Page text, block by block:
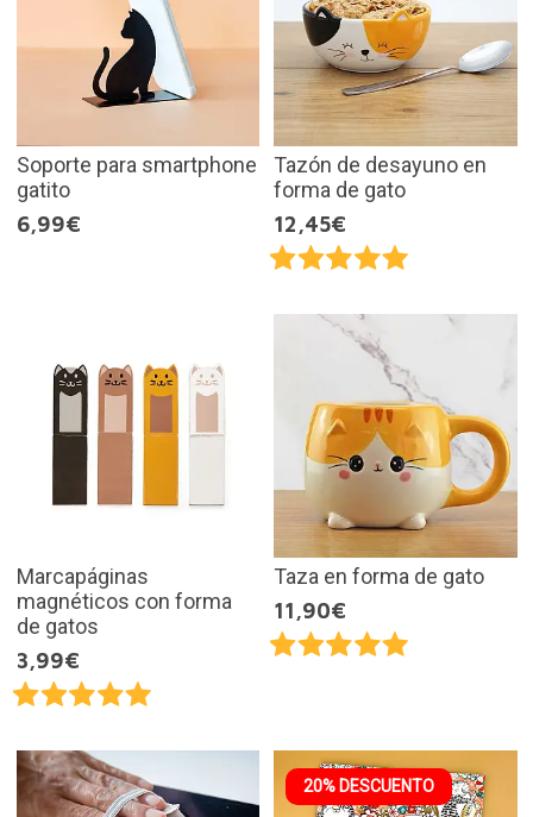
Soporte para smartphone
gatito
6,99€
Tazón de desayuno en
forma de gato
12,45€
Marcapáginas
magnéticos con forma
de gatos
3,99€
Taza en forma de gato
11,90€
20% DESCUENTO